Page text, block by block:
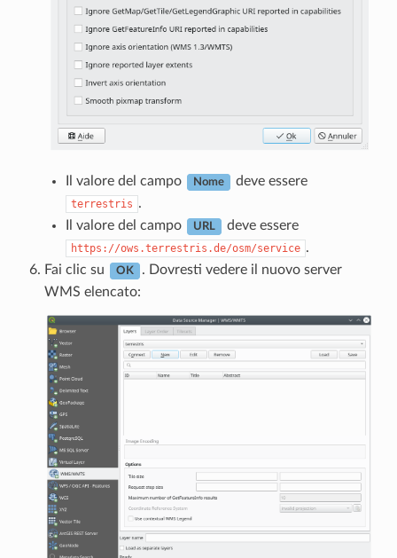
Il valore del campo Nome deve essere
terrestris .
Il valore del campo
URL deve essere
https://ows.terrestris.de/osm/service .
Fai clic su
OK
. Dovresti vedere il nuovo server
WMS elencato: